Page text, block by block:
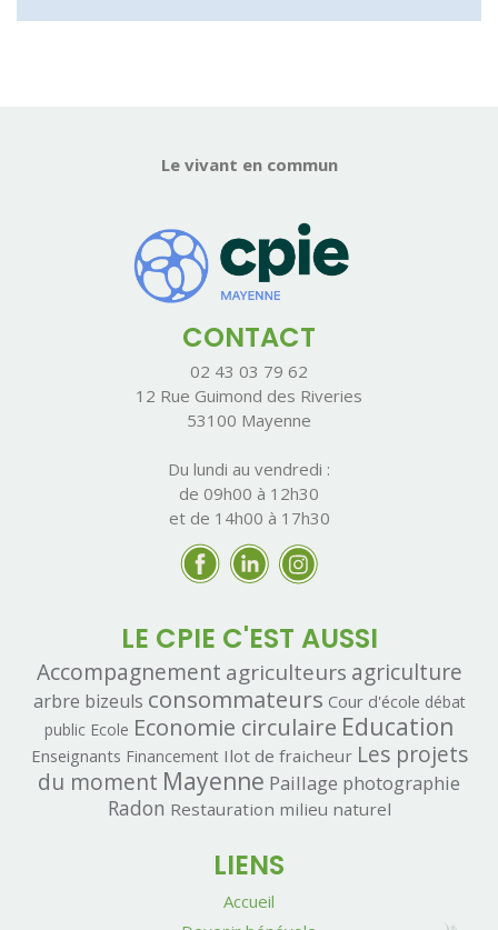
Le vivant en commun
CONTACT
02 43 03 79 62
12 Rue Guimond des Riveries
53100 Mayenne
Du lundi au vendredi :
de 09h00 à 12h30
et de 14h00 à 17h30
LE CPIE C'EST AUSSI
Accompagnement agriculteurs agriculture
arbre bizeuls consommateurs Cour d'école débat
public Ecole Economie circulaire Education
Enseignants Financement Ilot de fraicheur Les projets
du moment Mayenne Paillage photographie
Radon Restauration milieu naturel
LIENS
Accueil